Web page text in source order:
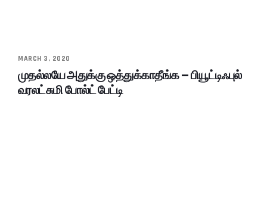
MARCH 3, 2020
முதல்லயே அதுக்கு ஒத்துக்காதீங்க – பியூட்டிஃபுல்
வரலட்சுமி போல்ட் பேட்டி